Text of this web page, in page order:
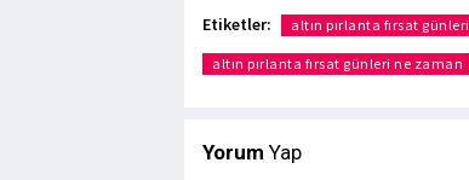
Etiketler: altın pırlanta fırsat günleri
altın pırlanta fırsat günleri ne zaman
Yorum Yap